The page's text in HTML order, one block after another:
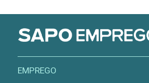
EMPREGO